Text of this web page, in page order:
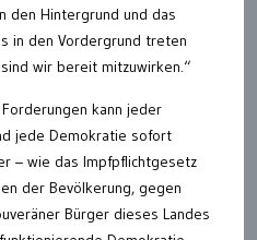
den Hintergrund und das
in den Vordergrund treten
wir bereit mitzuwirken.“
kann jeder
jede Demokratie sofort
– wie das Impfpflichtgesetz
der Bevölkerung, gegen
Bürger dieses Landes